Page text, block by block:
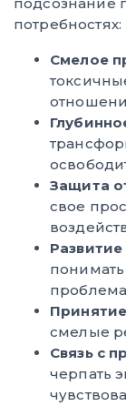
потребностях:
Смелое
Защита
свое
понимать
смелые
Связь с
черпать